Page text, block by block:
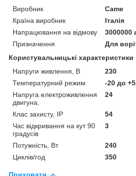
Виробник
Came
Країна виробник
Італія
Напрацювання на відмову
3000000
Призначення
Для
Користувальницькі характеристики
Напруги живлення, В
230
Температурний режим
-20 до
Напруга електроживлення
двигуна,
24
Клас захисту, IP
54
Час відкривання на кут 90
градусів
3
Потужність, Вт
240
Циклів/год
350